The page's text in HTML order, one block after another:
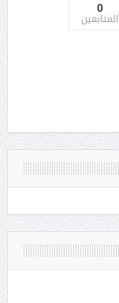
0
المتابعين